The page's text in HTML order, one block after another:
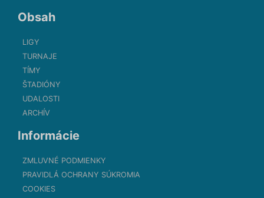
Obsah
LIGY
TURNAJE
TÍMY
ŠTADIÓNY
UDALOSTI
ARCHÍV
Informácie
ZMLUVNÉ PODMIENKY
PRAVIDLÁ OCHRANY SÚKROMIA
COOKIES